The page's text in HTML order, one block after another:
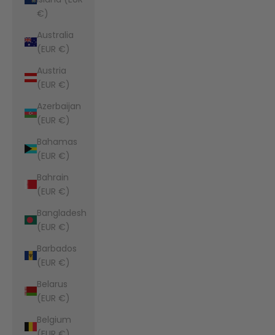
€)
Australia
(EUR €)
Austria
(EUR €)
Azerbaijan
(EUR €)
Bahamas
(EUR €)
Bahrain
(EUR €)
Bangladesh
(EUR €)
Barbados
(EUR €)
Belarus
(EUR €)
Belgium